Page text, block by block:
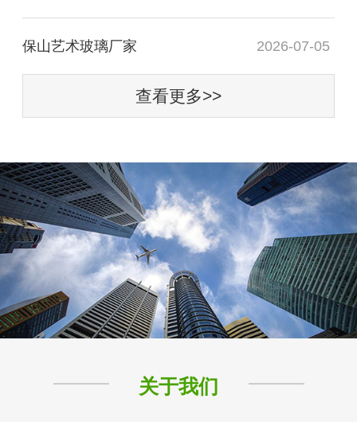
保山艺术玻璃厂家 2026-07-05
查看更多>>
关于我们